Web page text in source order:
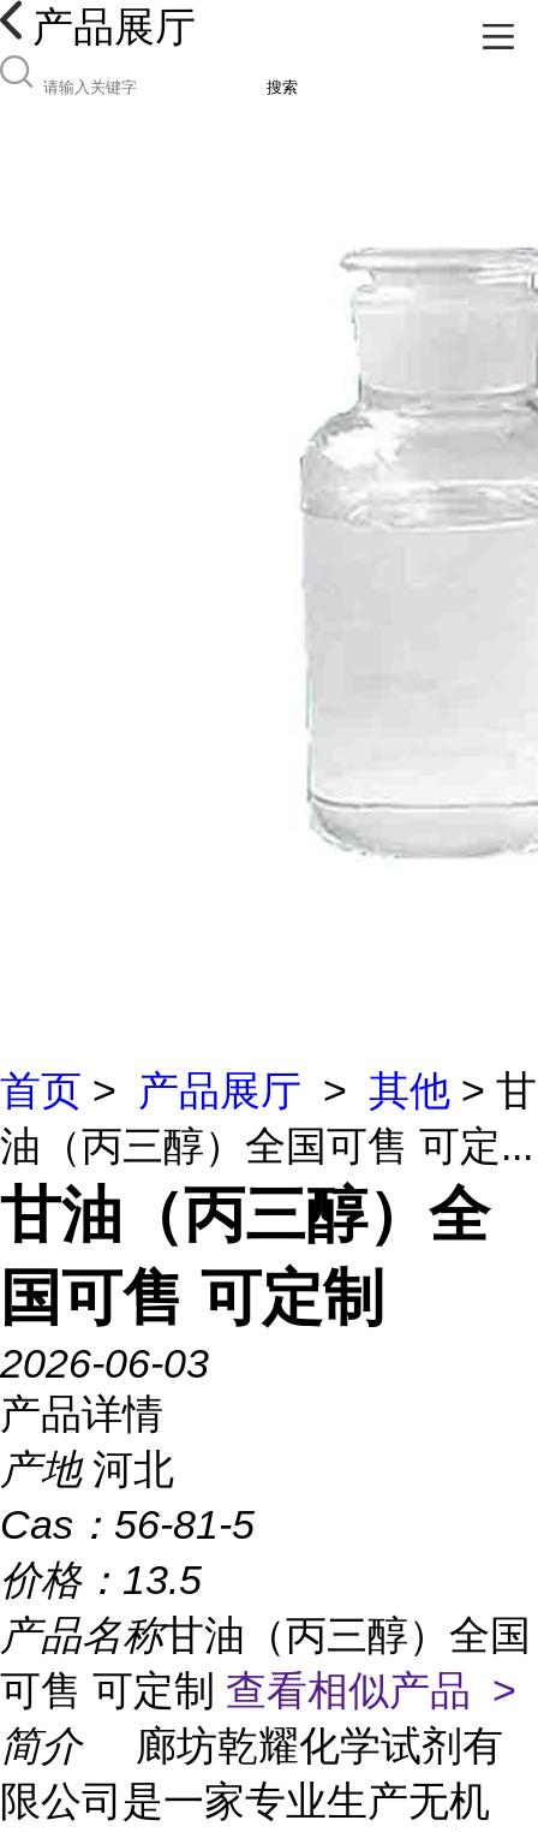
产品展厅
搜索
首页 > 产品展厅 > 其他 > 甘
油（丙三醇）全国可售 可定...
甘油（丙三醇）全
国可售 可定制
2026-06-03
产品详情
产地 河北
Cas： 56-81-5
价格： 13.5
产品名称甘油（丙三醇）全国
可售 可定制 查看相似产品 >
简介
廊坊乾耀化学试剂有
限公司是一家专业生产无机